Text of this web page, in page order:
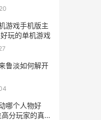
锁的皮箱
游戏手机版主
玩的单机游戏
鲁淡如何解开
哪个人物好
分玩家的真心